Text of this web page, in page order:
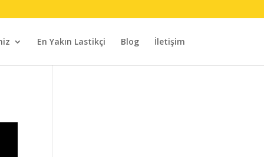
En Yakın Lastikçi Blog İletişim